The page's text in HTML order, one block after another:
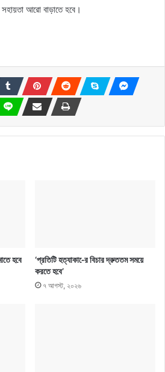
আরো বাড়াতে হবে।
হবে
‘প্রতিটি হত্যাকা-ের বিচার দ্রুততম সময়ে
করতে হবে’
৭ আগস্ট, ২০২৬